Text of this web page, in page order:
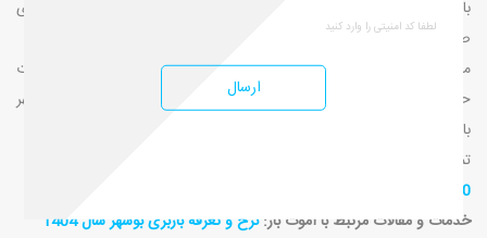
باعث شده است که آگاهی از نرخ و تعرفه باربری بوشهر در سال 1405 برای
صاحبان بار اهمیت ویژه‌ای داشته باشد.
مجموعه آموت بار با تمرکز بر شفافیت قیمت، امنیت بار و ارائه خدمات
حرفه‌ای، تلاش می‌کند انتخابی مطمئن برای متقاضیان حمل بار در بوشهر
باشد
تماس مستقیم با باربری بوشهر آموت بار
09172039080
خدمات و مقالات مرتبط با آموت بار:نرخ و تعرفه باربری بوشهر سال 1404​
ارسال